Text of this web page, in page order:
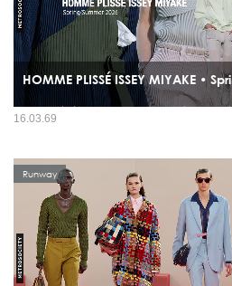
HOMME PLISSÉ ISSEY MIYAKE •
อีกทางหนึ่งที่ไม่เร่ง ไม่แข่ง แต่ลึกและนิ่งพอจะเป
16.03.69
Runway